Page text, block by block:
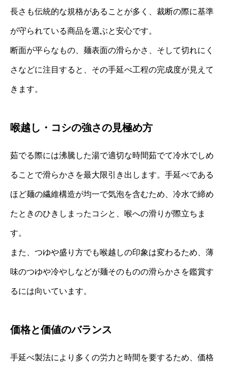
長さも伝統的な規格があることが多く、裁断の際に基準
が守られている商品を選ぶと安心です。
断面が平らなもの、麺表面の滑らかさ、そして切れにく
さなどに注目すると、その手延べ工程の完成度が見えて
きます。
喉越し・コシの強さの見極め方
茹でる際には沸騰した湯で適切な時間茹でて冷水でしめ
ることで滑らかさを最大限引き出します。手延べである
ほど麺の繊維構造が均一で気泡を含むため、冷水で締め
たときのひきしまったコシと、喉への滑りが際立ちま
す。
また、つゆや盛り方でも喉越しの印象は変わるため、薄
味のつゆや冷やしなどが麺そのものの滑らかさを鑑賞す
るには向いています。
価格と価値のバランス
手延べ製法により多くの労力と時間を要するため、価格